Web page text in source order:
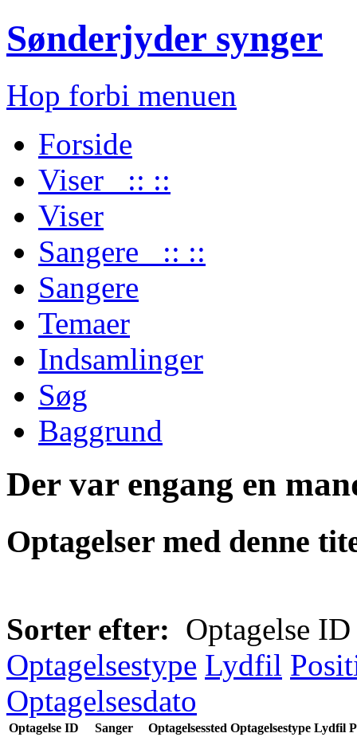
Sønderjyder synger
Hop forbi menuen
Forside
Viser :: ::
Viser
Sangere :: ::
Sangere
Temaer
Indsamlinger
Søg
Baggrund
Der var engang en
Optagelser med denne
Sorter efter: Optagelse ID
Optagelsestype Lydfil
Optagelsesdato
Optagelse ID Sanger Optagelsessted Optagelsestype Lydfil